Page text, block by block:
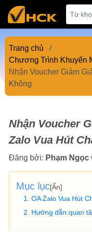
Trang chủ
/
Chương Trình Khuyến
Nhận Voucher Giảm
Không
Nhận Voucher
Zalo Vua Hút
Đăng bởi: Phạm Ngọc
Mục lục[Ẩn]
OA Zalo Vua Hút
Hướng dẫn quan